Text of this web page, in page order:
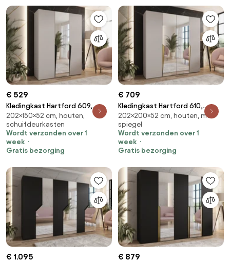
€ 529
Kledingkast Hartford 609,
Kasjmier, Zwart, 202x150x52cm,
104.8 kg, Kledingkast deuren:
Met scharnieren
202×150×52 cm, houten,
schuifdeurkasten
Wordt verzonden over 1
week
Gratis bezorging
€ 709
Kledingkast Hartford 610,
Kasjmier, Gouden,
202x200x52cm, 135.3 kg,
Kledingkast deuren: Met
scharnieren
202×200×52 cm, houten, met
spiegel
Wordt verzonden over 1
week
Gratis bezorging
€ 1.095 € 879